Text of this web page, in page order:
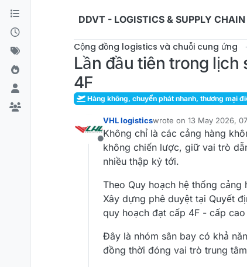
Skip to content
DDVT - LOGISTICS & SUPPLY CHAIN
Cộng đồng logistics và chuỗi cung ứng
Lần đầu tiên trong lịch
4F
Hàng không, chuyển phát nhanh, thương mại
Offline
VHL logisticswrote on 13 May 2026,
last edited by
Không chỉ là các cảng hàng
không chiến lược, giữ vai trò
nhiều thập kỷ tới.
Theo Quy hoạch hệ thống
Xây dựng phê duyệt tại Quyết
quy hoạch đạt cấp 4F - cấp
Đây là nhóm sân bay có khả
đồng thời đóng vai trò trung